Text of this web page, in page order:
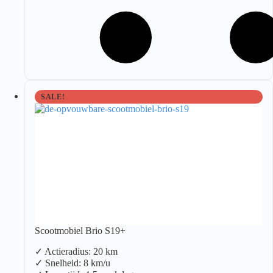
SALE!
Scootmobiel Brio S19+
✓ Actieradius: 20 km
✓ Snelheid: 8 km/u